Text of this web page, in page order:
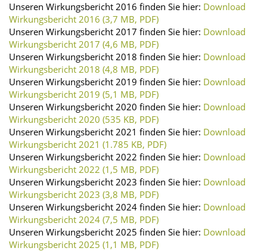
Unseren Wirkungsbericht 2016 finden Sie hier: Download
Wirkungsbericht 2016 (3,7 MB, PDF)
Unseren Wirkungsbericht 2017 finden Sie hier: Download
Wirkungsbericht 2017 (4,6 MB, PDF)
Unseren Wirkungsbericht 2018 finden Sie hier: Download
Wirkungsbericht 2018 (4,8 MB, PDF)
Unseren Wirkungsbericht 2019 finden Sie hier: Download
Wirkungsbericht 2019 (5,1 MB, PDF)
Unseren Wirkungsbericht 2020 finden Sie hier: Download
Wirkungsbericht 2020 (535 KB, PDF)
Unseren Wirkungsbericht 2021 finden Sie hier: Download
Wirkungsbericht 2021 (1.785 KB, PDF)
Unseren Wirkungsbericht 2022 finden Sie hier: Download
Wirkungsbericht 2022 (1,5 MB, PDF)
Unseren Wirkungsbericht 2023 finden Sie hier: Download
Wirkungsbericht 2023 (3,8 MB, PDF)
Unseren Wirkungsbericht 2024 finden Sie hier: Download
Wirkungsbericht 2024 (7,5 MB, PDF)
Unseren Wirkungsbericht 2025 finden Sie hier: Download
Wirkungsbericht 2025 (1,1 MB, PDF)